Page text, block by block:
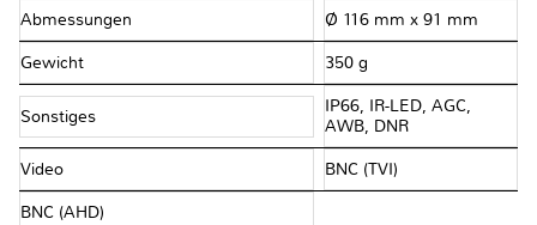
Abmessungen Ø 116 mm x 91 mm
Gewicht 350 g
Sonstiges
IP66, IR-LED, AGC,
AWB, DNR
Video BNC (TVI)
BNC (AHD)